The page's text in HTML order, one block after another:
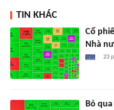
TIN KHÁC
Cổ
Nhà
23
Bỏ